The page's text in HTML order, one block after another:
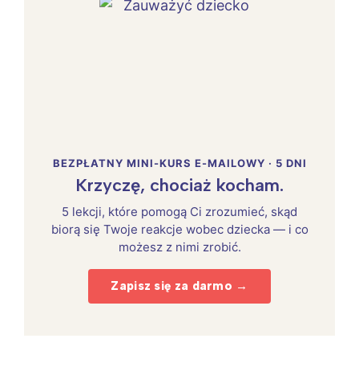
BEZPŁATNY MINI-KURS E-MAILOWY · 5 DNI
Krzyczę, chociaż kocham.
5 lekcji, które pomogą Ci zrozumieć, skąd
biorą się Twoje reakcje wobec dziecka — i co
możesz z nimi zrobić.
Zapisz się za darmo →